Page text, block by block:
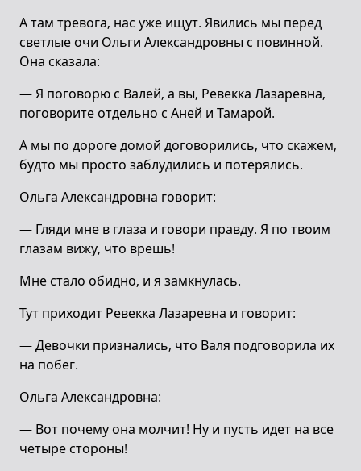
А там тревога, нас уже ищут. Явились мы перед
светлые очи Ольги Александровны с повинной.
Она сказала:
— Я поговорю с Валей, а вы, Ревекка Лазаревна,
поговорите отдельно с Аней и Тамарой.
А мы по дороге домой договорились, что скажем,
будто мы просто заблудились и потерялись.
Ольга Александровна говорит:
— Гляди мне в глаза и говори правду. Я по твоим
глазам вижу, что врешь!
Мне стало обидно, и я замкнулась.
Тут приходит Ревекка Лазаревна и говорит:
— Девочки признались, что Валя подговорила их
на побег.
Ольга Александровна:
— Вот почему она молчит! Ну и пусть идет на все
четыре стороны!